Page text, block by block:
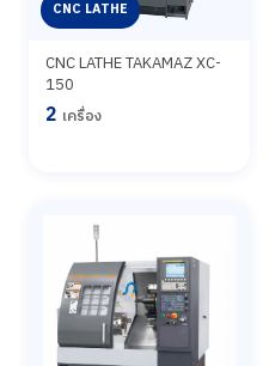
CNC LATHE
CNC LATHE TAKAMAZ XC-
150
2 เครื่อง